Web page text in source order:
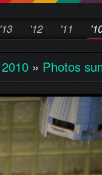
'13 '12 '11
2010» Photos